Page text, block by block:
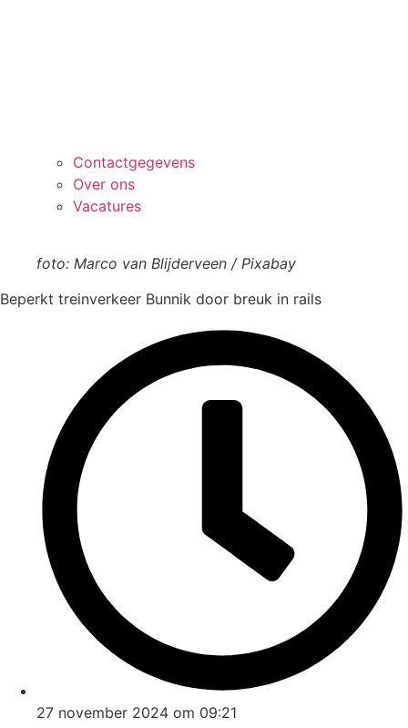
Contactgegevens
Over ons
Vacatures
foto: Marco van Blijderveen / Pixabay
Beperkt treinverkeer Bunnik door breuk in rails
27 november 2024 om 09:21